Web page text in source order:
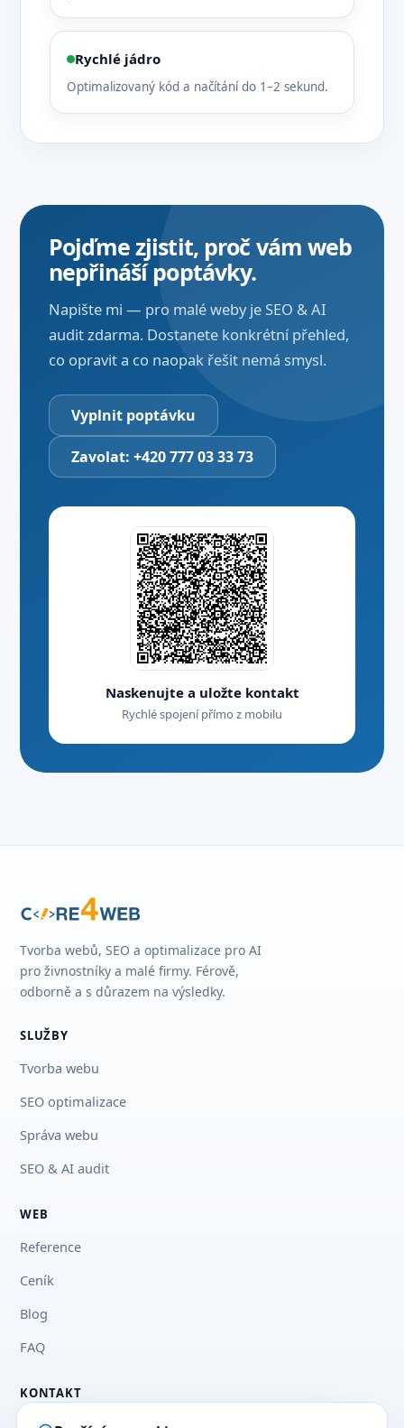
Rychlé jádro
Optimalizovaný kód a načítání do 1–2 sekund.
Pojďme zjistit, proč vám web
nepřináší poptávky.
Napište mi — pro malé weby je SEO & AI
audit zdarma. Dostanete konkrétní přehled,
co opravit a co naopak řešit nemá smysl.
Vyplnit poptávku
Zavolat: +420 777 03 33 73
Naskenujte a uložte kontakt
Rychlé spojení přímo z mobilu
Tvorba webů, SEO a optimalizace pro AI
pro živnostníky a malé firmy. Férově,
odborně a s důrazem na výsledky.
SLUŽBY
Tvorba webu
SEO optimalizace
Správa webu
SEO & AI audit
WEB
Reference
Ceník
Blog
FAQ
KONTAKT